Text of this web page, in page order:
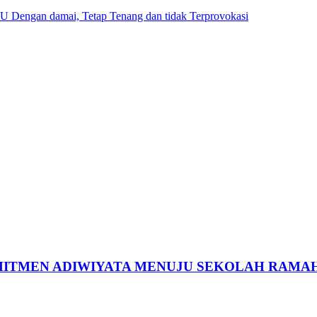
Dengan damai, Tetap Tenang dan tidak Terprovokasi
ADIWIYATA MENUJU SEKOLAH